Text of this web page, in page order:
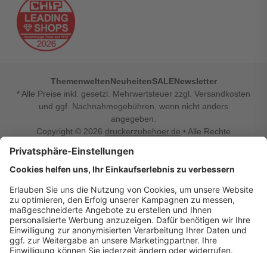
ThemenweltenNeuheitenSALENewsletter
* Alle Preise inkl. gesetzl. Mehrwertsteuer zzgl. Versandkosten
und ggf. Nachnahmegebühren, wenn nicht anders
angegeben.
Copyright © 2026 druckerzubehoer.de • Alle Rechte
Vertrag widerrufen
Druckerzubehoer.de – preiswerte Qualität für Ihr Office
Sie sind auf der Suche nach dem passenden Druckerzubehör
oder Zubehör für das Büro, den Computer oder Ihr
Smartphone? Dann sind Sie bei Druckerzubehoer.de genau
richtig! Unser breites Sortiment bietet unter anderem Tinte
und Toner für alle gängigen Druckermodelle – großer sowie
kleiner Hersteller. Zugleich sind wir Ihr Online Fachhandel für